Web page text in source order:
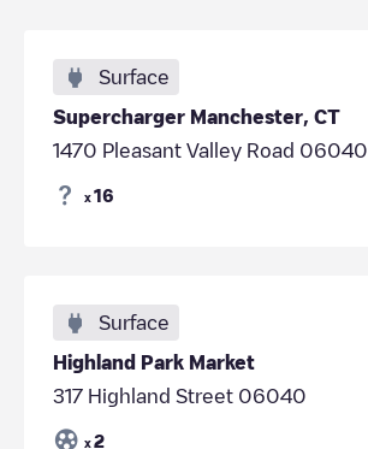
Surface
Supercharger Manchester, CT
1470 Pleasant Valley Road 06040
x 16
Surface
Highland Park Market
317 Highland Street 06040
x 2